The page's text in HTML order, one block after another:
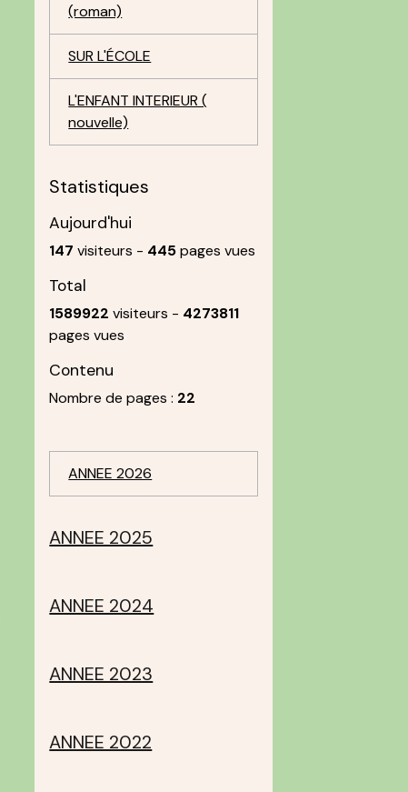
(roman)
SUR L'ÉCOLE
L'ENFANT INTERIEUR (
nouvelle)
Statistiques
Aujourd'hui
147 visiteurs - 445pages vues
Total
1589922 visiteurs - 4273811
pages vues
Contenu
Nombre de pages : 22
ANNEE 2026
ANNEE 2025
ANNEE 2024
ANNEE 2023
ANNEE 2022